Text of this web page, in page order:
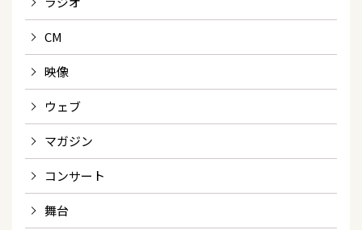
CM
映像
ウェブ
マガジン
コンサート
舞台